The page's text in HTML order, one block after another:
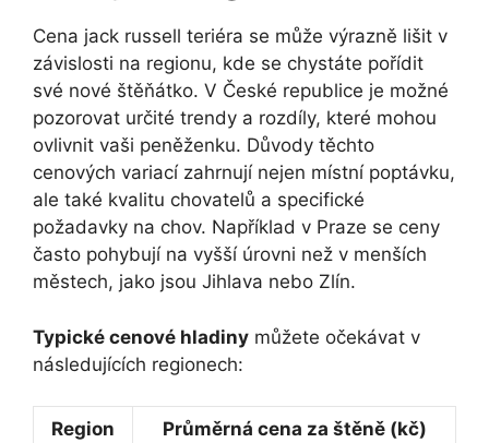
Cena jack russell teriéra se může výrazně lišit v
závislosti na regionu, kde se chystáte pořídit
své nové štěňátko. V České republice je možné
pozorovat určité trendy a rozdíly, které mohou
ovlivnit vaši peněženku. Důvody těchto
cenových variací zahrnují nejen místní poptávku,
ale také kvalitu chovatelů a specifické
požadavky na chov. Například v Praze se ceny
často pohybují na vyšší úrovni než v menších
městech, jako jsou Jihlava nebo Zlín.
Typické cenové hladiny můžete očekávat v
následujících regionech:
Region Průměrná cena za štěně (kč)